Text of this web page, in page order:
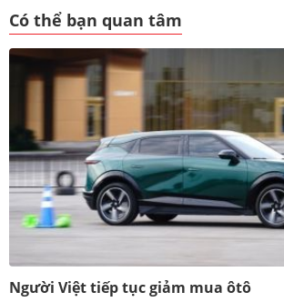
Có thể bạn quan tâm
Người Việt tiếp tục giảm mua ôtô